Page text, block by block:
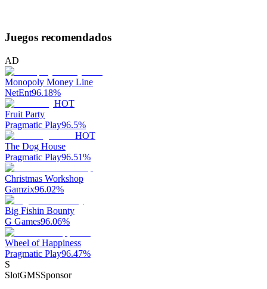
Juegos recomendados
AD
Monopoly Money Line
NetEnt96.18%
HOT
Fruit Party
Pragmatic Play96.5%
HOT
The Dog House
Pragmatic Play96.51%
Christmas Workshop
Gamzix96.02%
Big Fishin Bounty
G Games96.06%
Wheel of Happiness
Pragmatic Play96.47%
S
SlotGMSSponsor